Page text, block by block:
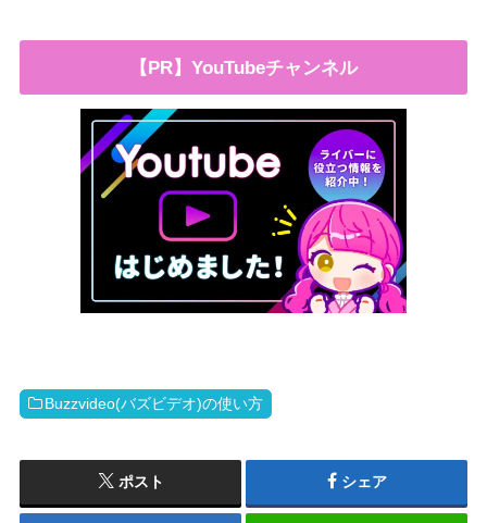
【PR】YouTubeチャンネル
Buzzvideo(バズビデオ)の使い方
ポスト シェア